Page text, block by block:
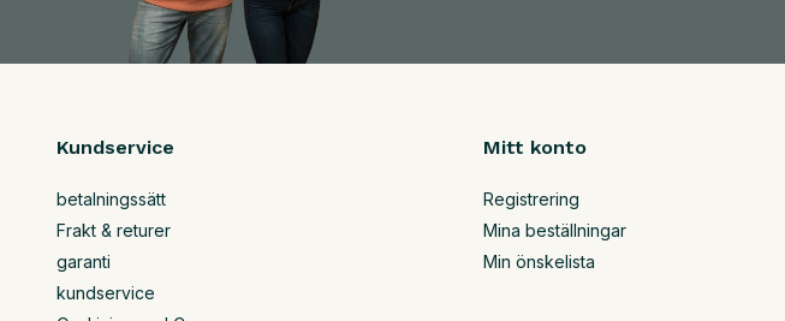
Kundservice
betalningssätt
Frakt & returer
garanti
kundservice
Mitt konto
Registrering
Mina beställningar
Min önskelista